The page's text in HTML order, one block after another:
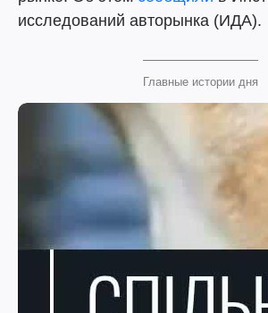
исследований авторынка (ИДА).
Главные истории дня